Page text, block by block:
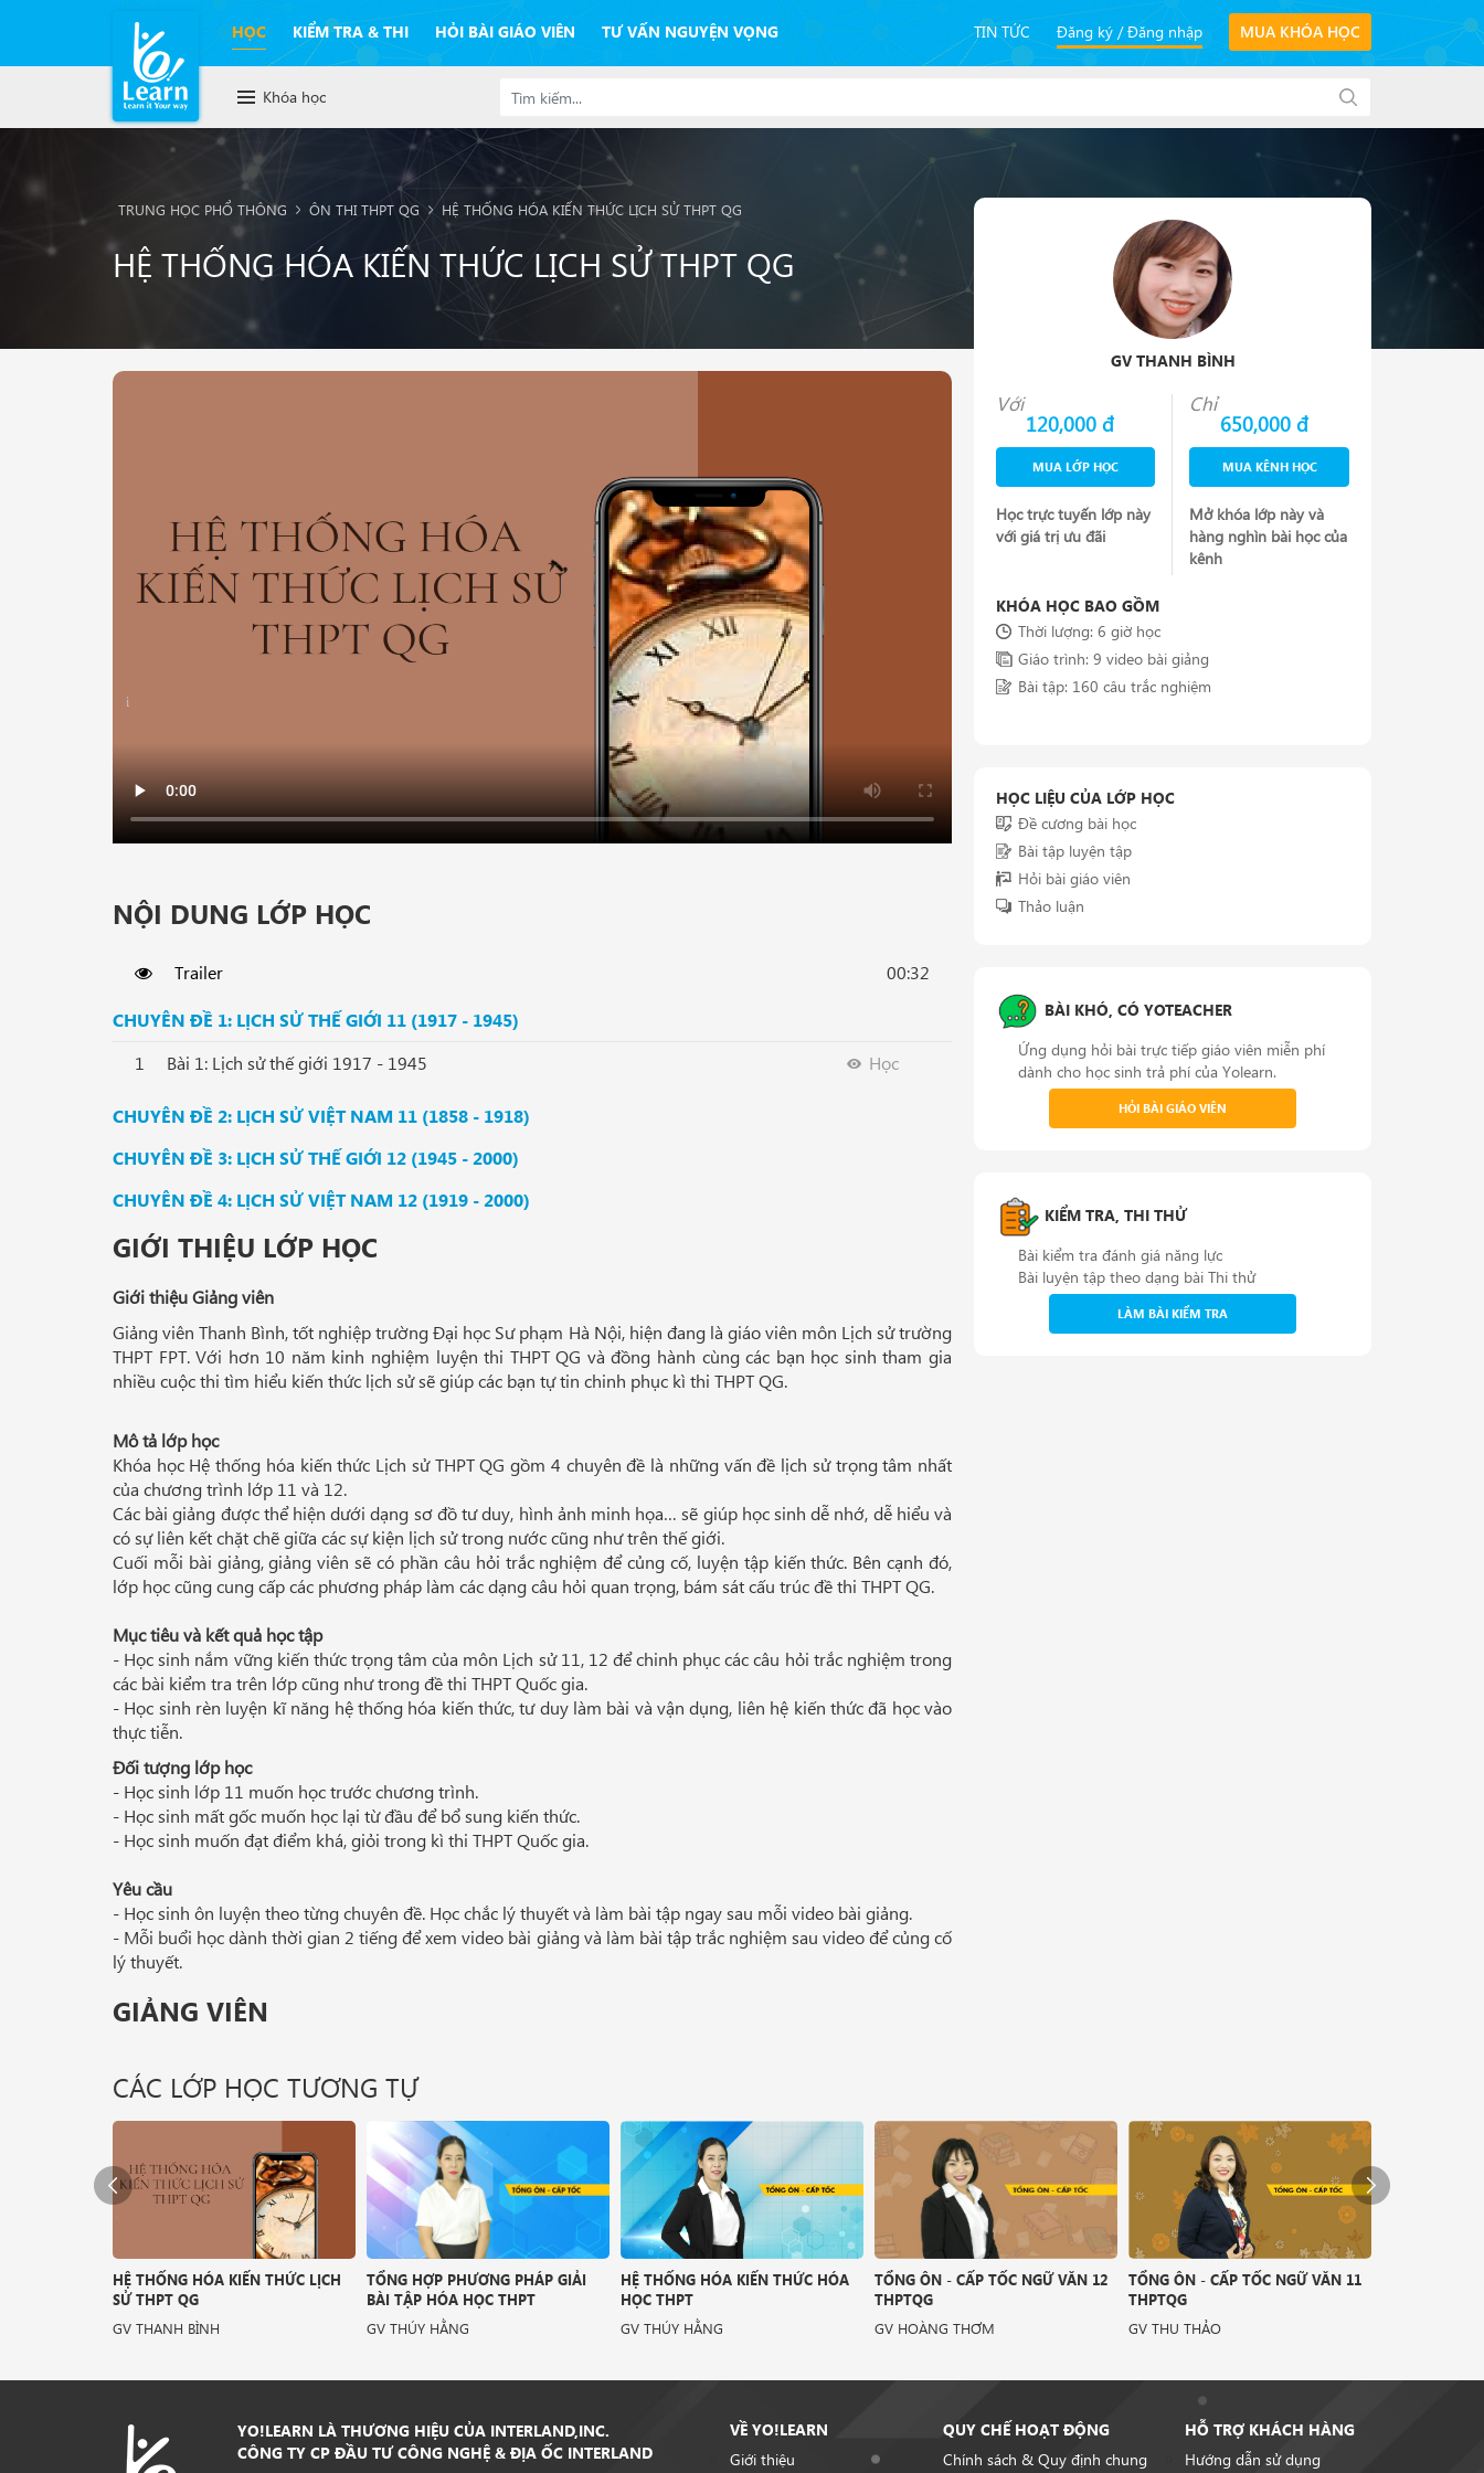
HỌC KIỂM TRA & THI HỎI BÀI GIÁO VIÊN TƯ VẤN NGUYỆN VỌNG TIN TỨC Đăng ký Đăng nhập MUA KHÓA HỌC
Khóa học
HỆ THỐNG HÓA KIẾN THỨC LỊCH SỬ THPT QG
TRUNG HỌC PHỔ THÔNG ÔN THI THPT QG HỆ THỐNG HÓA KIẾN THỨC LỊCH SỬ THPT QG
NỘI DUNG LỚP HỌC
Trailer 00:32
CHUYÊN ĐỀ 1: LỊCH SỬ THẾ GIỚI 11 (1917 - 1945)
1 Bài 1: Lịch sử thế giới 1917 - 1945 Học
CHUYÊN ĐỀ 2: LỊCH SỬ VIỆT NAM 11 (1858 - 1918)
CHUYÊN ĐỀ 3: LỊCH SỬ THẾ GIỚI 12 (1945 - 2000)
CHUYÊN ĐỀ 4: LỊCH SỬ VIỆT NAM 12 (1919 - 2000)
GIỚI THIỆU LỚP HỌC
Giới thiệu Giảng viên
Giảng viên Thanh Bình, tốt nghiệp trường Đại học Sư phạm Hà Nội, hiện đang là giáo viên môn Lịch sử trường
THPT FPT. Với hơn 10 năm kinh nghiệm luyện thi THPT QG và đồng hành cùng các bạn học sinh tham gia
nhiều cuộc thi tìm hiểu kiến thức lịch sử sẽ giúp các bạn tự tin chinh phục kì thi THPT QG.
Mô tả lớp học
Khóa học Hệ thống hóa kiến thức Lịch sử THPT QG gồm 4 chuyên đề là những vấn đề lịch sử trọng tâm nhất
của chương trình lớp 11 và 12.
Các bài giảng được thể hiện dưới dạng sơ đồ tư duy, hình ảnh minh họa… sẽ giúp học sinh dễ nhớ, dễ hiểu và
có sự liên kết chặt chẽ giữa các sự kiện lịch sử trong nước cũng như trên thế giới.
Cuối mỗi bài giảng, giảng viên sẽ có phần câu hỏi trắc nghiệm để củng cố, luyện tập kiến thức. Bên cạnh đó,
lớp học cũng cung cấp các phương pháp làm các dạng câu hỏi quan trọng, bám sát cấu trúc đề thi THPT QG.
Mục tiêu và kết quả học tập
- Học sinh nắm vững kiến thức trọng tâm của môn Lịch sử 11, 12 để chinh phục các câu hỏi trắc nghiệm trong
các bài kiểm tra trên lớp cũng như trong đề thi THPT Quốc gia.
- Học sinh rèn luyện kĩ năng hệ thống hóa kiến thức, tư duy làm bài và vận dụng, liên hệ kiến thức đã học vào
thực tiễn.
Đối tượng lớp học
- Học sinh lớp 11 muốn học trước chương trình.
- Học sinh mất gốc muốn học lại từ đầu để bổ sung kiến thức.
- Học sinh muốn đạt điểm khá, giỏi trong kì thi THPT Quốc gia.
Yêu cầu
- Học sinh ôn luyện theo từng chuyên đề. Học chắc lý thuyết và làm bài tập ngay sau mỗi video bài giảng.
- Mỗi buổi học dành thời gian 2 tiếng để xem video bài giảng và làm bài tập trắc nghiệm sau video để củng cố
lý thuyết.
GIẢNG VIÊN
GV THANH BÌNH
Với
120,000 đ
MUA LỚP HỌC
Học trực tuyến lớp này
với giá trị ưu đãi
Chỉ
650,000 đ
MUA KÊNH HỌC
Mở khóa lớp này và
hàng nghìn bài học của
kênh
KHÓA HỌC BAO GỒM
Thời lượng: 6 giờ học
Giáo trình: 9 video bài giảng
Bài tập: 160 câu trắc nghiệm
HỌC LIỆU CỦA LỚP HỌC
Đề cương bài học
Bài tập luyện tập
Hỏi bài giáo viên
Thảo luận
BÀI KHÓ, CÓ YOTEACHER
Ứng dụng hỏi bài trực tiếp giáo viên miễn phí
dành cho học sinh trả phí của Yolearn.
HỎI BÀI GIÁO VIÊN
KIỂM TRA, THI THỬ
Bài kiểm tra đánh giá năng lực
Bài luyện tập theo dạng bài Thi thử
LÀM BÀI KIỂM TRA
CÁC LỚP HỌC TƯƠNG TỰ
HỆ THỐNG HÓA KIẾN THỨC LỊCH
SỬ THPT QG
GV THANH BÌNH
TỔNG HỢP PHƯƠNG PHÁP GIẢI
BÀI TẬP HÓA HỌC THPT
GV THÚY HẰNG
HỆ THỐNG HÓA KIẾN THỨC HÓA
HỌC THPT
GV THÚY HẰNG
TỔNG ÔN - CẤP TỐC NGỮ VĂN 12
THPTQG
GV HOÀNG THƠM
TỔNG ÔN - CẤP TỐC NGỮ VĂN 11
THPTQG
GV THU THẢO
YO!LEARN LÀ THƯƠNG HIỆU CỦA INTERLAND,INC.
CÔNG TY CP ĐẦU TƯ CÔNG NGHỆ & ĐỊA ỐC INTERLAND
VỀ YO!LEARN
Giới thiệu
QUY CHẾ HOẠT ĐỘNG
Chính sách & Quy định chung
HỖ TRỢ KHÁCH HÀNG
Hướng dẫn sử dụng